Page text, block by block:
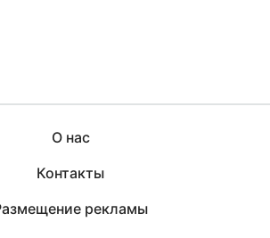
О нас
Контакты
рекламы